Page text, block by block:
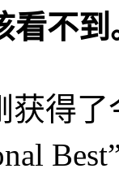
看不到
获得